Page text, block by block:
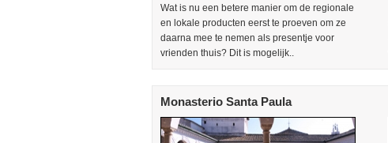
Wat is nu een betere manier om de regionale
en lokale producten eerst te proeven om ze
daarna mee te nemen als presentje voor
vrienden thuis? Dit is mogelijk..
Monasterio Santa Paula